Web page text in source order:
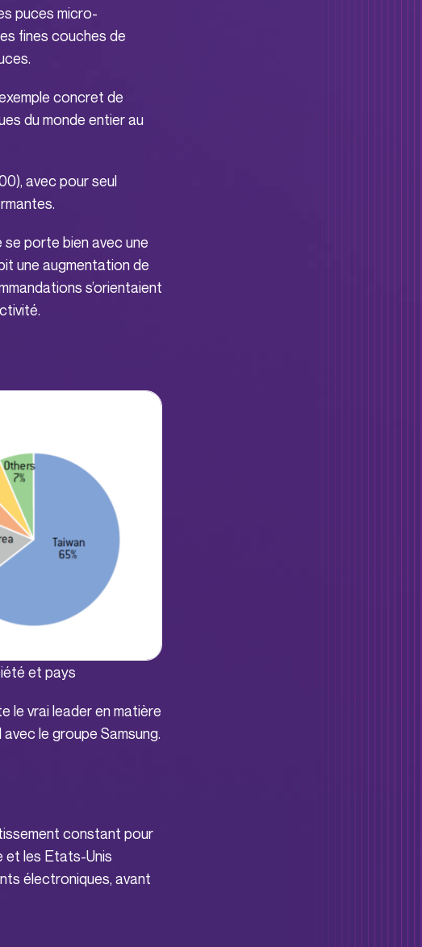
puces micro-
fines couches de
concret de
du monde entier au
avec pour seul
se porte bien avec une
une augmentation de
s’orientaient
et pays
le vrai leader en matière
le groupe Samsung.
constant pour
et les Etats-Unis
électroniques, avant